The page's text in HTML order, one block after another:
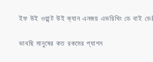
ইফ উই ওয়ান্ট উই ক্যান এনজয় এভরিথিং ডে বাই ডে।
ভাবছি মানুষের কত রকমের প্যাশন